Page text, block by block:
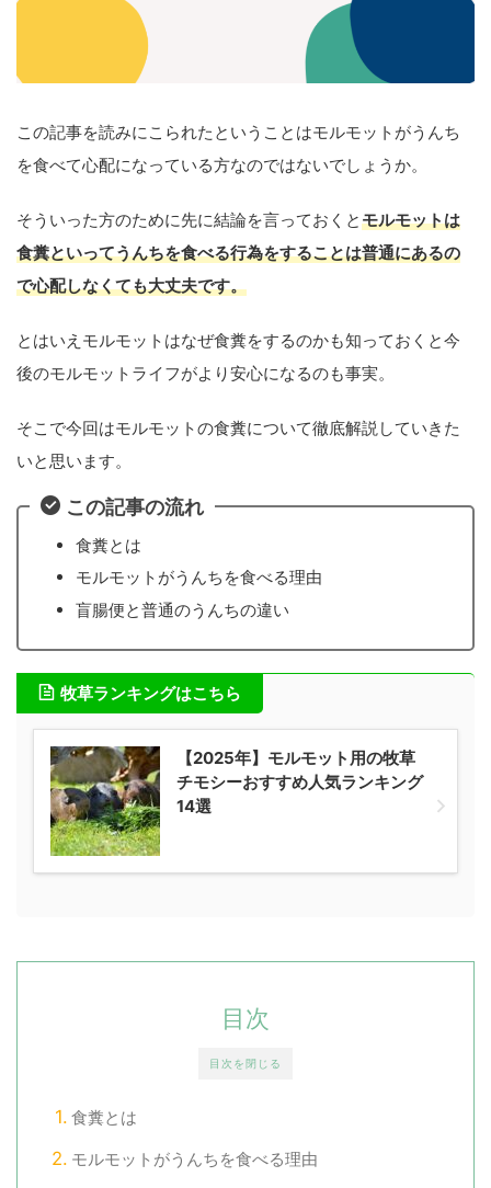
この記事を読みにこられたということはモルモットがうんち
を食べて心配になっている方なのではないでしょうか。
そういった方のために先に結論を言っておくとモルモットは
食糞といってうんちを食べる行為をすることは普通にあるの
で心配しなくても大丈夫です。
とはいえモルモットはなぜ食糞をするのかも知っておくと今
後のモルモットライフがより安心になるのも事実。
そこで今回はモルモットの食糞について徹底解説していきた
いと思います。
この記事の流れ
食糞とは
モルモットがうんちを食べる理由
盲腸便と普通のうんちの違い
牧草ランキングはこちら
【2025年】モルモット用の牧草
チモシーおすすめ人気ランキング
14選
目次を閉じる
目次
食糞とは
モルモットがうんちを食べる理由